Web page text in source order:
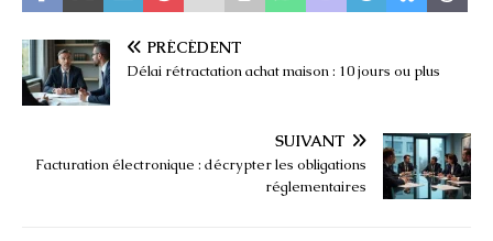
PRÉCÉDENT
Délai rétractation achat maison : 10 jours ou plus
SUIVANT
Facturation électronique : décrypter les obligations
réglementaires